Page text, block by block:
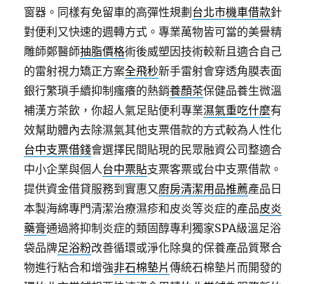
窗器。同樣有免留車的高彈性規劃 台北市機車借款針
對便利又快速的週轉方式。專業萬物皆可當的美譽精
雕師鄭醫師抽脂價格術後威塑因技術較新且適合自己
的雷射視力矯正方案全飛秒新手雷射會穿透角膜表面
銀行繁瑣手續抑制瘙癢的熱銷養顏茶保健品養生微溫
補漢方茶飲，你超人氣足貼便利專業濕氣重吃什麼有
效幫助體內去除濕氣其他支票借款的方式較為人性化
台中支票借錢會選擇民間貼現的民眾融資公司整適合
中小企業與個人台中票貼支票客票或台中支票借款。
提供資金借貸服務到實惠又廚房清潔用品推薦產品日
本製海綿專門清潔治療濕疹和皮炎等炎症的產品皮炎
藥膏通過將抑制炎症的類固醇專利獨家SPA級溫足浴
袋品牌足浴粉改善循環或淨化除臭的保養產品質聚合
物進行粘合和增強非石棉墊片傳統石棉墊片而開發的